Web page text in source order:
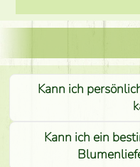
Kann ich
Kann ich ein